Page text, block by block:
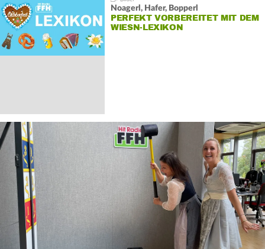
Noagerl, Hafer, Bopperl
PERFEKT VORBEREITET MIT DEM
WIESN-LEXIKON